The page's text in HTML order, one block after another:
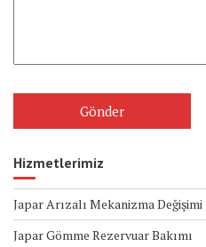
Hizmetlerimiz
Japar Arızalı Mekanizma Değişimi
Japar Gömme Rezervuar Bakımı